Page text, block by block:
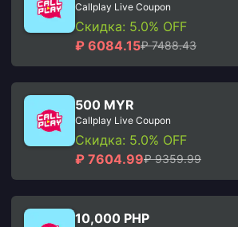
Callplay Live Coupon
Скидка: 5.0% OFF
₽ 6084.15₽ 7488.43
500 MYR
Callplay Live Coupon
Скидка: 5.0% OFF
₽ 7604.99₽ 9359.99
10,000 PHP